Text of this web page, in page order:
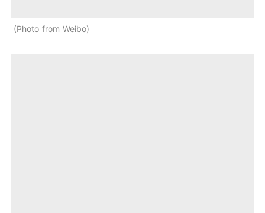
Photo from Weibo